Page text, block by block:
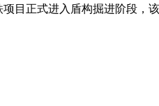
目正式进入盾构掘进阶段，